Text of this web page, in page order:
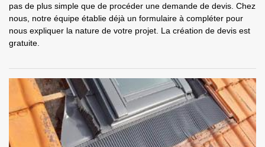
pas de plus simple que de procéder une demande de devis. Chez
nous, notre équipe établie déjà un formulaire à compléter pour
nous expliquer la nature de votre projet. La création de devis est
gratuite.